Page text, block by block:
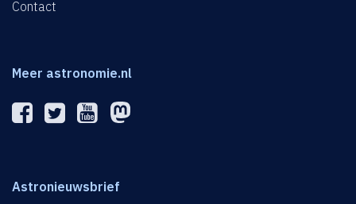
Contact
Meer astronomie.nl
Astronieuwsbrief